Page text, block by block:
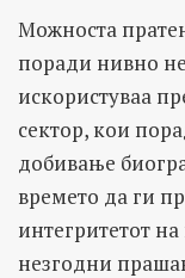
Можноста
поради нивно
искористуваа
сектор, кои
добивање
времето да ги
интегритетот
незгодни